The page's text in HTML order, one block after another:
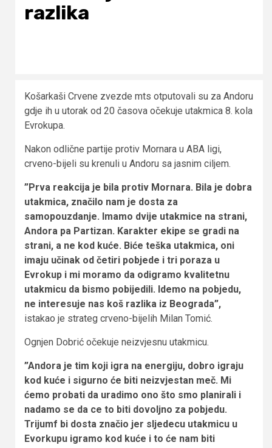
razlika
Košarkaši Crvene zvezde mts otputovali su za Andoru
gdje ih u utorak od 20 časova očekuje utakmica 8. kola
Evrokupa.
Nakon odlične partije protiv Mornara u ABA ligi,
crveno-bijeli su krenuli u Andoru sa jasnim ciljem.
”Prva reakcija je bila protiv Mornara. Bila je dobra
utakmica, značilo nam je dosta za
samopouzdanje. Imamo dvije utakmice na strani,
Andora pa Partizan. Karakter ekipe se gradi na
strani, a ne kod kuće. Biće teška utakmica, oni
imaju učinak od četiri pobjede i tri poraza u
Evrokup i mi moramo da odigramo kvalitetnu
utakmicu da bismo pobijedili. Idemo na pobjedu,
ne interesuje nas koš razlika iz Beograda”,
istakao je strateg crveno-bijelih Milan Tomić.
Ognjen Dobrić očekuje neizvjesnu utakmicu.
”Andora je tim koji igra na energiju, dobro igraju
kod kuće i sigurno će biti neizvjestan meč. Mi
ćemo probati da uradimo ono što smo planirali i
nadamo se da ce to biti dovoljno za pobjedu.
Trijumf bi dosta značio jer sljedecu utakmicu u
Evorkupu igramo kod kuće i to će nam biti